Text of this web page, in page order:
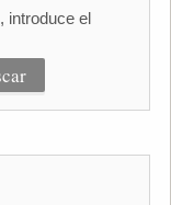
introduce el